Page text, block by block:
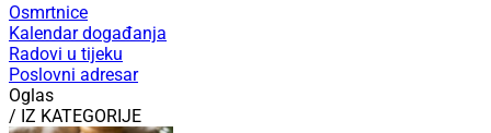
Osmrtnice
Kalendar događanja
Radovi u tijeku
Poslovni adresar
Oglas
/ IZ KATEGORIJE